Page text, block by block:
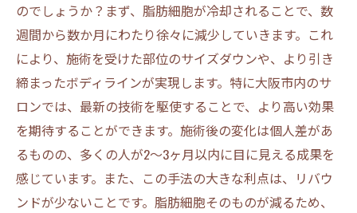
のでしょうか？まず、脂肪細胞が冷却されることで、数
週間から数か月にわたり徐々に減少していきます。これ
により、施術を受けた部位のサイズダウンや、より引き
締まったボディラインが実現します。特に大阪市内のサ
ロンでは、最新の技術を駆使することで、より高い効果
を期待することができます。施術後の変化は個人差があ
るものの、多くの人が2～3ヶ月以内に目に見える成果を
感じています。また、この手法の大きな利点は、リバウ
ンドが少ないことです。脂肪細胞そのものが減るため、